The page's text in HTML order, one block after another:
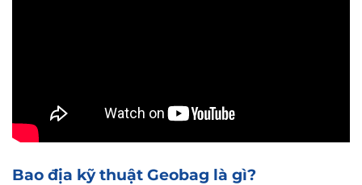
Bao địa kỹ thuật Geobag là gì?